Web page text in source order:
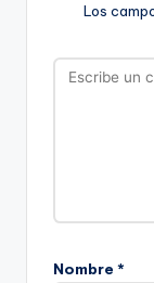
Los
Nombre *